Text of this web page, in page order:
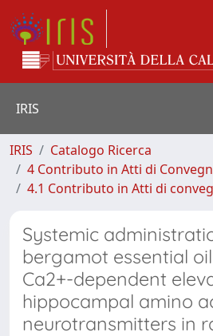
IRIS
IRIS
Catalogo Ricerca
4 Contributo in Atti di
4.1 Contributo in Atti di
Systemic
bergamot essential
Ca2+-dependent
hippocampal amino
neurotransmitters in